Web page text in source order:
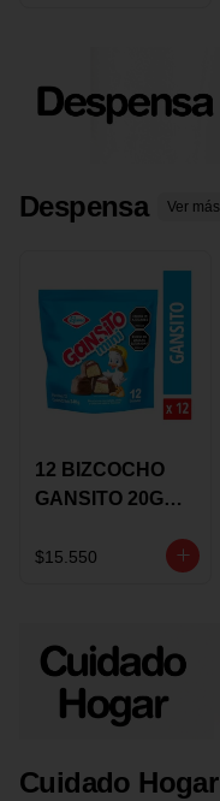
Despensa Ver más
12 BIZCOCHO
GANSITO 20G
MERMELADA
$15.550
Cuidado Hogar